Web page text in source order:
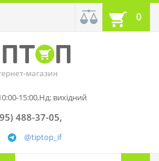
0
15:00,Нд: вихідний
488-37-05
@tiptop_if